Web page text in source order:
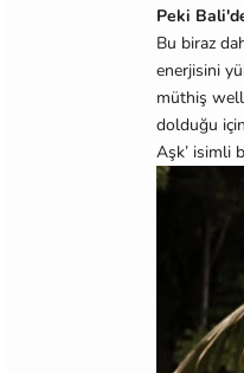
Peki
Bu biraz
enerjisini
müthiş
dolduğu
Aşk’ isimli